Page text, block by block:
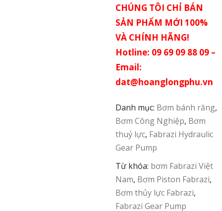
CHÚNG TÔI CHỈ BÁN
SẢN PHẨM MỚI 100%
VÀ CHÍNH HÃNG!
Hotline: 09 69 09 88 09 –
Email:
dat@hoanglongphu.vn
Danh mục: Bơm bánh răng,
Bơm Công Nghiệp, Bơm
thuỷ lực, Fabrazi Hydraulic
Gear Pump
Từ khóa: bơm Fabrazi Việt
Nam, Bơm Piston Fabrazi,
Bơm thủy lực Fabrazi,
Fabrazi Gear Pump